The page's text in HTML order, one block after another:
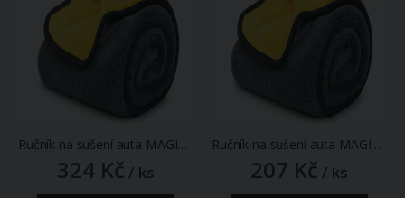
Ručník na sušení auta MAGIC MICROFIBER, mikrovlákno, šedožlutý, 60x90cm
324 Kč / ks
Ručník na sušení auta MAGIC MICROFIBER, mikrovlákno, šedožlutý, 40x60cm
207 Kč / ks